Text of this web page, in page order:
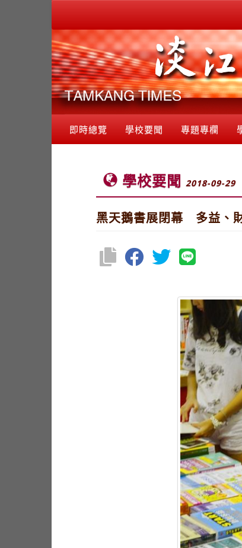
即時總覽 學校要聞 專題專欄
學校要聞 2018-09-29
黑天鵝書展閉幕 多益、